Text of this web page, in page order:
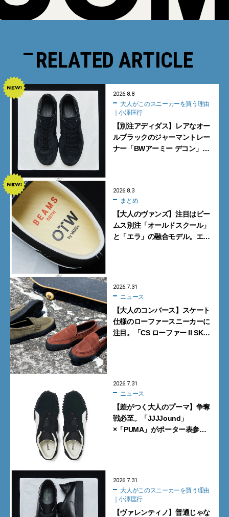
RELATED ARTICLE
2026.8.8
｜小澤匡行
【別注アディダス】レアなオー
ルブラックのジャーマントレー
ナー「BWアーミー デコン」
2026.8.3
まとめ
【大人のヴァンズ】注目はビー
ムス別注「オールドスクール」
と「エラ」の融合モデル。エ
2026.7.31
ニュース
【大人のコンバース】スケート
仕様のローファースニーカーに
注目。「CS ローファー II SK」
2026.7.31
ニュース
【差がつく大人のプーマ】争奪
戦必至。「JJJJound」
×「PUMA」がポーター表参道
2026.7.31
｜小澤匡行
【ヴァレンティノ】普通じゃな